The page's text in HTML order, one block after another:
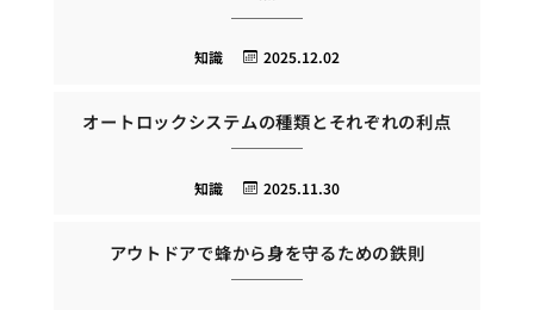
2025.12.02
知識
オートロックシステムの種類とそれぞれの利点
2025.11.30
知識
アウトドアで蜂から身を守るための鉄則